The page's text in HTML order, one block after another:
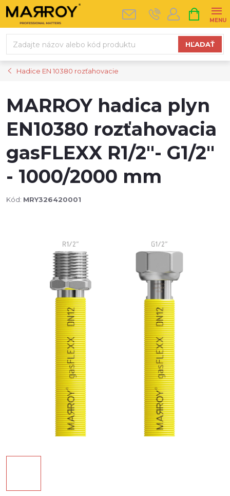
Prejsť
na
HĽADAŤ
KOŠÍK
Hadice EN 10380 rozťahovacie
MARROY hadica plyn
EN10380 rozťahovacia
gasFLEXX R1/2"- G1/2"
- 1000/2000 mm
Kód: MRY326420001